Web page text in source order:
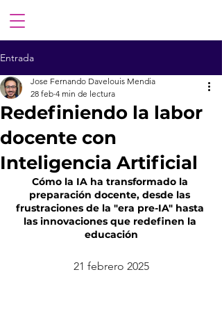
Entrada
Redefiniendo la labor
docente con
Inteligencia Artificial
Jose Fernando Davelouis Mendia
28 feb 4 min de lectura
Cómo la IA ha transformado la
preparación docente, desde las
frustraciones de la "era pre-IA" hasta
las innovaciones que redefinen la
educación
21 febrero 2025